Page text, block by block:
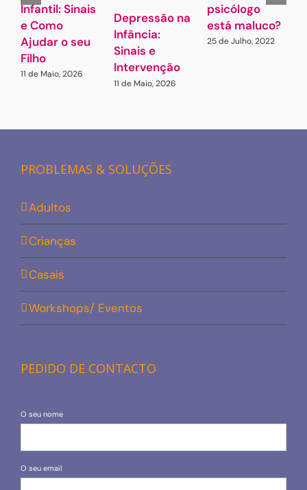
Infantil: Sinais
e Como
Ajudar o seu
Filho
11 de Maio, 2026
Depressão na
Infância:
Sinais e
Intervenção
11 de Maio, 2026
psicólogo
está maluco?
25 de Julho, 2022
PROBLEMAS & SOLUÇÕES
Adultos
Crianças
Casais
Workshops/ Eventos
PEDIDO DE CONTACTO
O seu nome
O seu email